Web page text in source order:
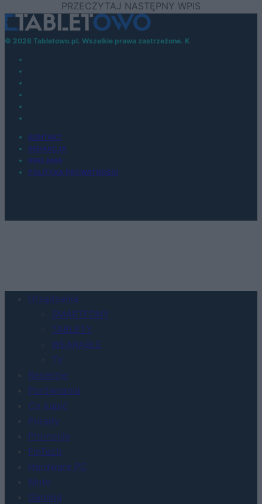
© 2026 Tabletowo.pl. Wszelkie prawa zastrzeżone. K
KONTAKT
REDAKCJA
REKLAMA
POLITYKA PRYWATNOŚCI
Urządzenia
SMARTFONY
TABLETY
WEARABLE
TV
Recenzje
Porównania
Co kupić
Porady
Promocje
FinTech
Hardware PC
Moto
Gaming